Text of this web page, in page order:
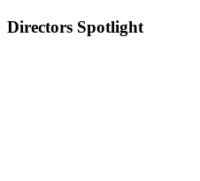
Directors Spotlight